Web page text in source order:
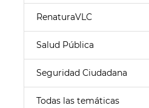
RenaturaVLC
Salud Pública
Seguridad Ciudadana
Todas las temáticas